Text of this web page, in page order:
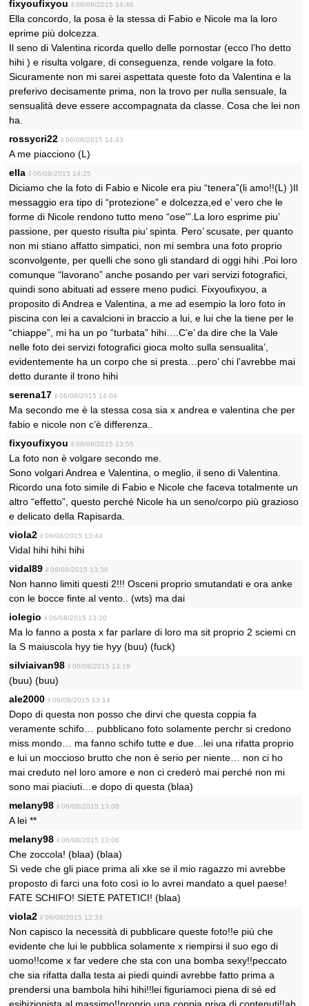
fixyoufixyou il 06/08/2015 14:46
Ella concordo, la posa è la stessa di Fabio e Nicole ma la loro
eprime più dolcezza.
Il seno di Valentina ricorda quello delle pornostar (ecco l’ho detto
hihi ) e risulta volgare, di conseguenza, rende volgare la foto.
Sicuramente non mi sarei aspettata queste foto da Valentina e la
preferivo decisamente prima, non la trovo per nulla sensuale, la
sensualità deve essere accompagnata da classe. Cosa che lei non
ha.
rossycri22 il 06/08/2015 14:43
A me piacciono (L)
ella il 06/08/2015 14:25
Diciamo che la foto di Fabio e Nicole era piu “tenera”(li amo!!(L) )Il
messaggio era tipo di “protezione” e dolcezza,ed e’ vero che le
forme di Nicole rendono tutto meno “ose'”.La loro esprime piu’
passione, per questo risulta piu’ spinta. Pero’ scusate, per quanto
non mi stiano affatto simpatici, non mi sembra una foto proprio
sconvolgente, per quelli che sono gli standard di oggi hihi .Poi loro
comunque “lavorano” anche posando per vari servizi fotografici,
quindi sono abituati ad essere meno pudici. Fixyoufixyou, a
proposito di Andrea e Valentina, a me ad esempio la loro foto in
piscina con lei a cavalcioni in braccio a lui, e lui che la tiene per le
“chiappe”, mi ha un po “turbata” hihi….C’e’ da dire che la Vale
nelle foto dei servizi fotografici gioca molto sulla sensualita’,
evidentemente ha un corpo che si presta…pero’ chi l’avrebbe mai
detto durante il trono hihi
serena17 il 06/08/2015 14:04
Ma secondo me è la stessa cosa sia x andrea e valentina che per
fabio e nicole non c’è differenza..
fixyoufixyou il 06/08/2015 13:55
La foto non è volgare secondo me.
Sono volgari Andrea e Valentina, o meglio, il seno di Valentina.
Ricordo una foto simile di Fabio e Nicole che faceva totalmente un
altro “effetto”, questo perché Nicole ha un seno/corpo più grazioso
e delicato della Rapisarda.
viola2 il 06/08/2015 13:44
Vidal hihi hihi hihi
vidal89 il 06/08/2015 13:36
Non hanno limiti questi 2!!! Osceni proprio smutandati e ora anke
con le bocce finte al vento.. (wts) ma dai
iolegio il 06/08/2015 13:20
Ma lo fanno a posta x far parlare di loro ma sit proprio 2 sciemi cn
la S maiuscola hyy tie hyy (buu) (fuck)
silviaivan98 il 06/08/2015 13:19
(buu) (buu)
ale2000 il 06/08/2015 13:14
Dopo di questa non posso che dirvi che questa coppia fa
veramente schifo… pubblicano foto solamente perchr si credono
miss mondo… ma fanno schifo tutte e due…lei una rifatta proprio
e lui un moccioso brutto che non è serio per niente… non ci ho
mai creduto nel loro amore e non ci crederò mai perché non mi
sono mai piaciuti…e dopo di questa (blaa)
melany98 il 06/08/2015 13:08
A lei **
melany98 il 06/08/2015 13:06
Che zoccola! (blaa) (blaa)
Sì vede che gli piace prima ali xke se il mio ragazzo mi avrebbe
proposto di farci una foto così io lo avrei mandato a quel paese!
FATE SCHIFO! SIETE PATETICI! (blaa)
viola2 il 06/08/2015 12:33
Non capisco la necessità di pubblicare queste foto!!e più che
evidente che lui le pubblica solamente x riempirsi il suo ego di
uomo!!come x far vedere che sta con una bomba sexy!!peccato
che sia rifatta dalla testa ai piedi quindi avrebbe fatto prima a
prendersi una bambola hihi hihi!!lei figuriamoci piena di sé ed